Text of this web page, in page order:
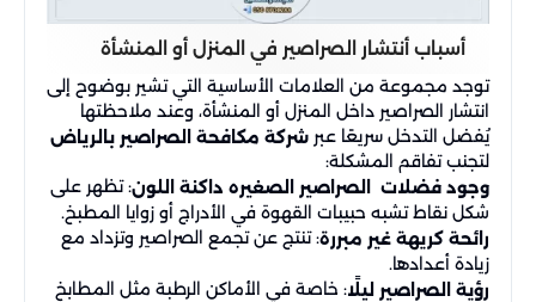
أسباب أنتشار الصراصير في المنزل أو المنشأة
توجد مجموعة من العلامات الأساسية التي تشير بوضوح إلى
انتشار الصراصير داخل المنزل أو المنشأة، وعند ملاحظتها
يُفضل التدخل سريعًا عبر شركة مكافحة الصراصير بالرياض
لتجنب تفاقم المشكلة:
وجود فضلات الصراصير الصغيره داكنة اللون: تظهر على
شكل نقاط تشبه حبيبات القهوة في الأدراج أو زوايا المطبخ.
رائحة كريهة غير مبررة: تنتج عن تجمع الصراصير وتزداد مع
زيادة أعدادها.
رؤية الصراصير ليلًا: خاصة في الأماكن الرطبة مثل المطابخ